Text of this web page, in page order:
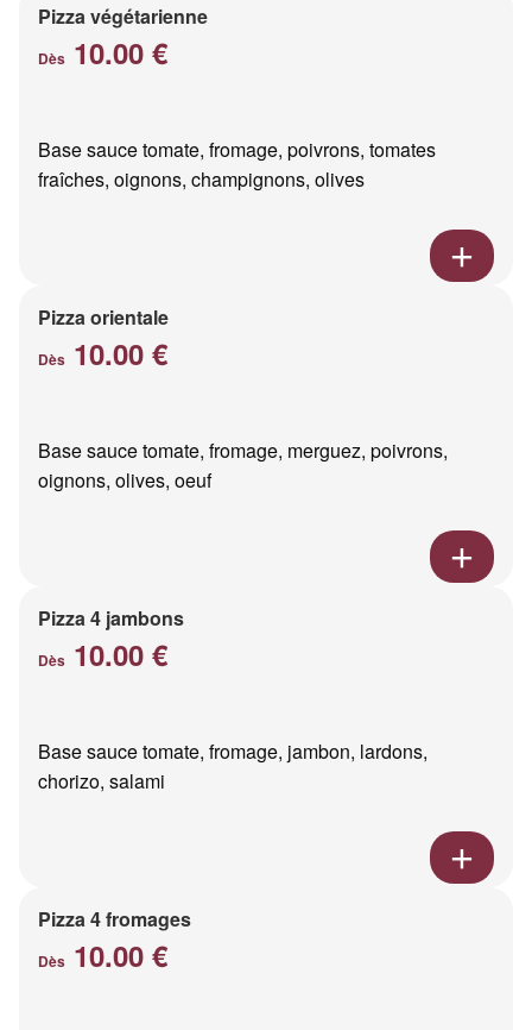
Pizza végétarienne
Dès 10.00 €
Base sauce tomate, fromage, poivrons, tomates
fraîches, oignons, champignons, olives
Pizza orientale
Dès 10.00 €
Base sauce tomate, fromage, merguez, poivrons,
oignons, olives, oeuf
Pizza 4 jambons
Dès 10.00 €
Base sauce tomate, fromage, jambon, lardons,
chorizo, salami
Pizza 4 fromages
Dès 10.00 €